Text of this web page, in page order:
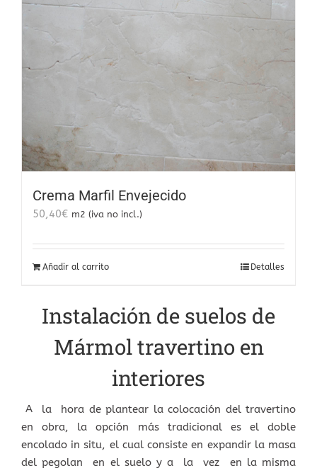
Crema Marfil Envejecido
50,40€ m2 (iva no incl.)
Añadir al carrito Detalles
Instalación de suelos de
Mármol travertino en
interiores
A la hora de plantear la colocación del travertino
en obra, la opción más tradicional es el doble
encolado in situ, el cual consiste en expandir la masa
del pegolan en el suelo y a la vez en la misma